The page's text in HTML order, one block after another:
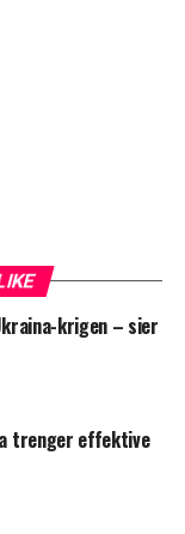
krigen – sier
trenger effektive